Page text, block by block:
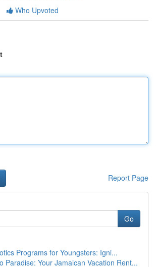
Who Upvoted
Report Page
Go
Programs for Youngsters: Igni...
Paradise: Your Jamaican Vacation Rent...